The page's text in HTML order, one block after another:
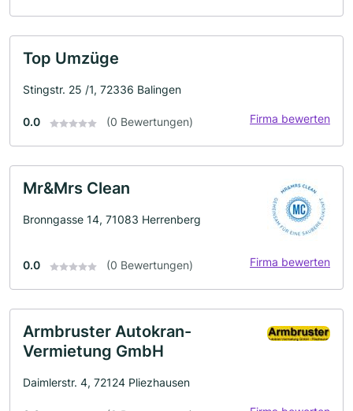
Top Umzüge
Stingstr. 25 /1, 72336 Balingen
0.0 (0 Bewertungen) Firma bewerten
Mr&Mrs Clean
Bronngasse 14, 71083 Herrenberg
0.0 (0 Bewertungen) Firma bewerten
Armbruster Autokran-
Vermietung GmbH
Daimlerstr. 4, 72124 Pliezhausen